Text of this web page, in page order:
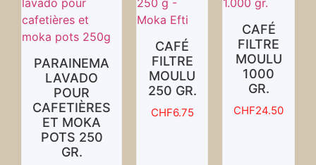
PARAINEMA
LAVADO
POUR
CAFETIÈRES
ET MOKA
POTS 250
GR.
CAFÉ
FILTRE
MOULU
250 GR.
CHF6.75
CAFÉ
FILTRE
MOULU
1000
GR.
CHF24.50